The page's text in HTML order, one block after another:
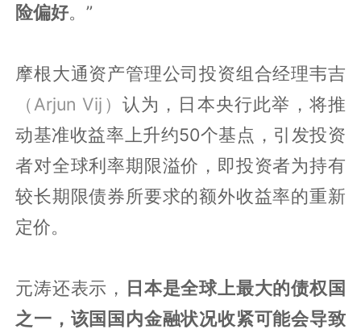
险偏好。”
摩根大通资产管理公司投资组合经理韦吉
（Arjun Vij） 认为，日本央行此举，将推
动基准收益率上升约50个基点，引发投资
者对全球利率期限溢价，即投资者为持有
较长期限债券所要求的额外收益率的重新
定价。
元涛还表示， 日本是全球上最大的债权国
之一，该国国内金融状况收紧可能会导致